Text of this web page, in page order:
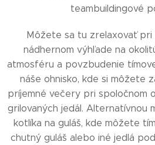
teambuildingové
Môžete sa tu zrelaxovať
nádhernom výhľade na
atmosféru a povzbudenie
náše ohnisko, kde si môžete
príjemné večery pri spoločnom
grilovaných jedál. Alternatívnou
kotlíka na guláš, kde môžete
chutný guláš alebo iné jedlá